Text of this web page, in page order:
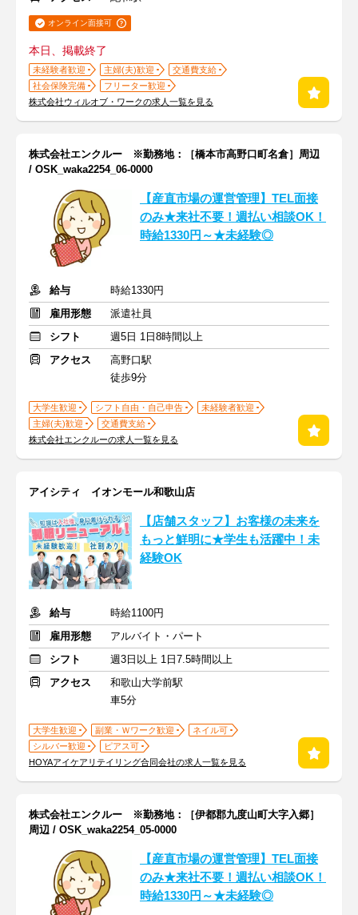
オンライン面接可
本日、掲載終了
未経験者歓迎 主婦(夫)歓迎
交通費支給
社会保険完備
フリーター歓迎
株式会社ウィルオブ・ワークの求人一覧を見る
株式会社エンクルー ※勤務地：［橋本市高野口町名倉］周辺
/ OSK_waka2254_06-0000
【産直市場の運営管理】TEL面接
のみ★来社不要！週払い相談OK！
時給1330円～★未経験◎
給与
時給1330円
雇用形態
派遣社員
シフト
週5日 1日8時間以上
アクセス
高野口駅
徒歩9分
大学生歓迎 シフト自由・自己申告
未経験者歓迎
主婦(夫)歓迎
交通費支給
株式会社エンクルーの求人一覧を見る
アイシティ イオンモール和歌山店
【店舗スタッフ】お客様の未来を
もっと鮮明に★学生も活躍中！未
経験OK
給与
時給1100円
雇用形態
アルバイト・パート
シフト
週3日以上 1日7.5時間以上
アクセス
和歌山大学前駅
車5分
大学生歓迎 副業・Ｗワーク歓迎
ネイル可
シルバー歓迎
ピアス可
HOYAアイケアリテイリング合同会社の求人一覧を見る
株式会社エンクルー ※勤務地：［伊都郡九度山町大字入郷］
周辺 / OSK_waka2254_05-0000
【産直市場の運営管理】TEL面接
のみ★来社不要！週払い相談OK！
時給1330円～★未経験◎